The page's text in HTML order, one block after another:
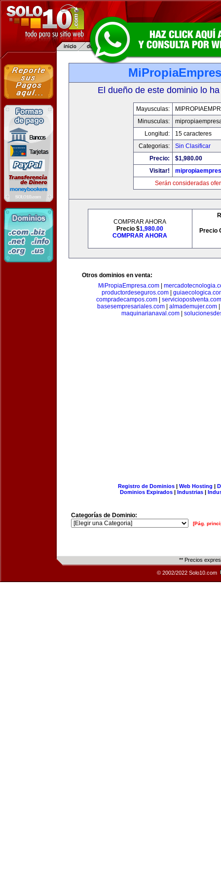
El dueño de este dominio lo
Mayusculas:
Minusculas:
Longitud:
15 caracteres
Categorias:
Sin Clasificar
Precio:
$1,980.00
Visitar!
Serán consideradas
COMPRAR AHORA
Precio $1,980.00
COMPRAR AHORA
Precio
Otros dominios en venta:
MiPropiaEmpresa.com
productordeseguros.com|
compradecampos.com| serviciopostventa.com
basesempresariales.com| almademujer.com|
maquinarianaval.com|
Registro de Dominios| Web Hosting |
Dominios Expirados | Industrias |
Categorías de Dominio:
[Pág.
** Precios
© 2002/2022 Solo10.com